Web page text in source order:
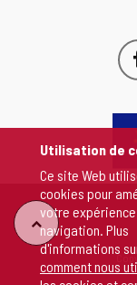
Utilisation de
Ce site Web
cookies pour
votre
navigation. Plus
d'informations
comment nous
"Retour